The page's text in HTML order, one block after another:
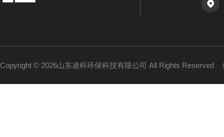
Copyright © 2026山东凌科环保科技有限公司 All Rights Reserved